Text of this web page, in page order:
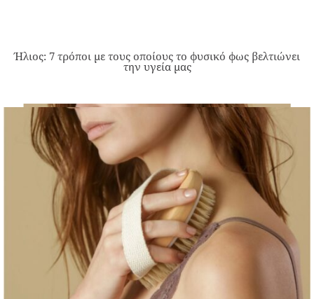
Ήλιος: 7 τρόποι με τους οποίους το φυσικό φως βελτιώνει
την υγεία μας